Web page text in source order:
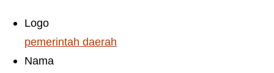
Logo
pemerintah daerah
Nama